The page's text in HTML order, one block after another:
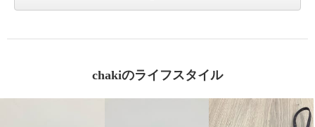
chakiのライフスタイル